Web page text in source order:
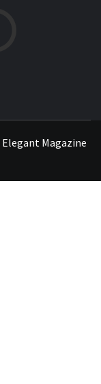
Elegant Magazine